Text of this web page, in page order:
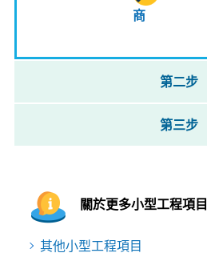
商
第二步
第三步
關於更多小型工程項目
其他小型工程項目